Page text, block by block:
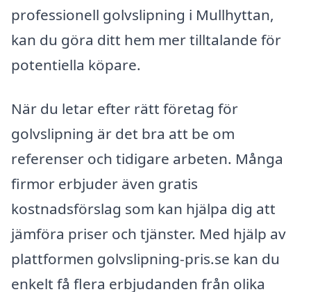
professionell golvslipning i Mullhyttan,
kan du göra ditt hem mer tilltalande för
potentiella köpare.
När du letar efter rätt företag för
golvslipning är det bra att be om
referenser och tidigare arbeten. Många
firmor erbjuder även gratis
kostnadsförslag som kan hjälpa dig att
jämföra priser och tjänster. Med hjälp av
plattformen golvslipning-pris.se kan du
enkelt få flera erbjudanden från olika